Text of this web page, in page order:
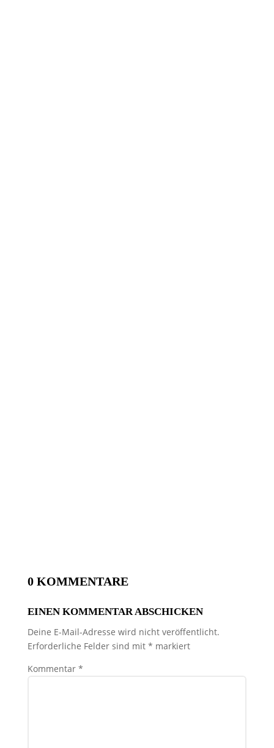
0 KOMMENTARE
EINEN KOMMENTAR ABSCHICKEN
Deine E-Mail-Adresse wird nicht veröffentlicht.
Erforderliche Felder sind mit * markiert
Kommentar *